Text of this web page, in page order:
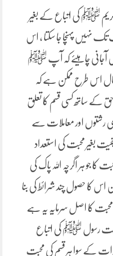
ﷺ کی اتباع کے بغیر
نہیں پہنچا جا سکتا ، اس
آجانی چاہیئے کہ آپ ﷺ
اس طرح ممکن ہے کہ
کے ساتھ کسی قسم کا تعلق
رشتوں اور معاملات سے
بغیر محبت کی استعداد
جو ہر اگرچہ اللہ پاک کی
کا حصول چند شرائط کی بنا
کا اصل سرمایہ یہ ہے
رسول ﷺ کی اتباع
ذات کے سوا ہر قسم کی محبت